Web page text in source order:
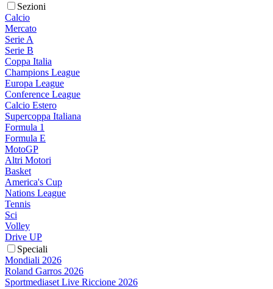
Sezioni
Calcio
Mercato
Serie A
Serie B
Coppa Italia
Champions League
Europa League
Conference League
Calcio Estero
Supercoppa Italiana
Formula 1
Formula E
MotoGP
Altri Motori
Basket
America's Cup
Nations League
Tennis
Sci
Volley
Drive UP
Speciali
Mondiali 2026
Roland Garros 2026
Sportmediaset Live Riccione 2026